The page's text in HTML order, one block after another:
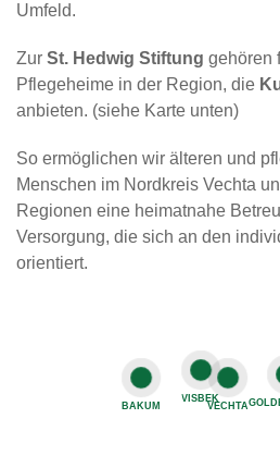
Umfeld.
Zur St. Hedwig Stiftung gehören
Pflegeheime in der Region, die
anbieten. (siehe Karte unten)
So ermöglichen wir älteren und
Menschen im Nordkreis Vechta
Regionen eine heimatnahe
Versorgung, die sich an den
orientiert.
Landkreis VechtaVISBEK
VECHTA
BAKUM